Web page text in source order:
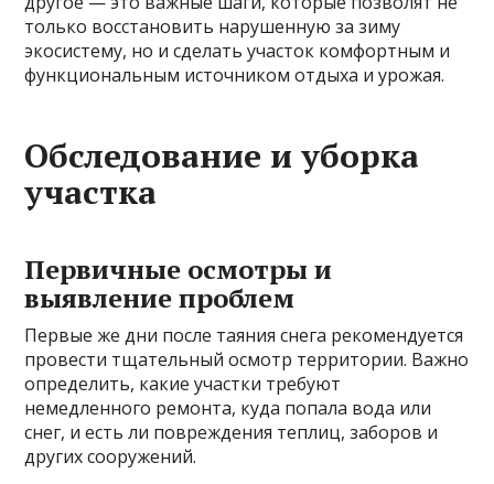
только восстановить нарушенную за зиму
экосистему, но и сделать участок комфортным и
функциональным источником отдыха и урожая.
Обследование и уборка
участка
Первичные осмотры и
выявление проблем
Первые же дни после таяния снега рекомендуется
провести тщательный осмотр территории. Важно
определить, какие участки требуют
немедленного ремонта, куда попала вода или
снег, и есть ли повреждения теплиц, заборов и
других сооружений.